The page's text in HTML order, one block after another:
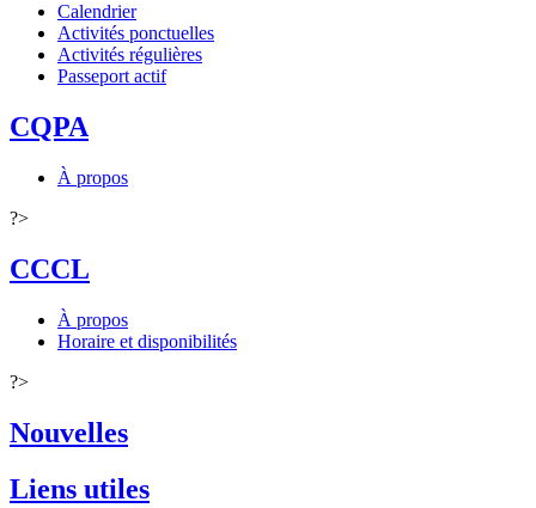
Calendrier
Activités ponctuelles
Activités régulières
Passeport actif
CQPA
À propos
?>
CCCL
À propos
Horaire et disponibilités
?>
Nouvelles
Liens utiles